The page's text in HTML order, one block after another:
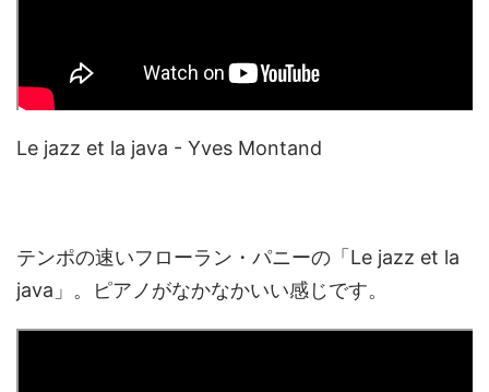
Le jazz et la java - Yves Montand
テンポの速いフローラン・パニーの「Le jazz et la
java」。ピアノがなかなかいい感じです。